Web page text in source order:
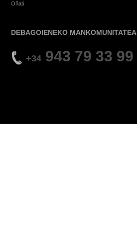
Oñati
DEBAGOIENEKO MANKOMUNITATEA
+34 943 79 33 99